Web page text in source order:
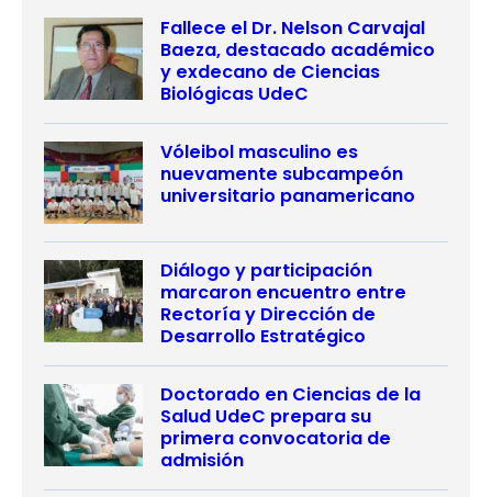
Fallece el Dr. Nelson Carvajal
Baeza, destacado académico
y exdecano de Ciencias
Biológicas UdeC
Vóleibol masculino es
nuevamente subcampeón
universitario panamericano
Diálogo y participación
marcaron encuentro entre
Rectoría y Dirección de
Desarrollo Estratégico
Doctorado en Ciencias de la
Salud UdeC prepara su
primera convocatoria de
admisión